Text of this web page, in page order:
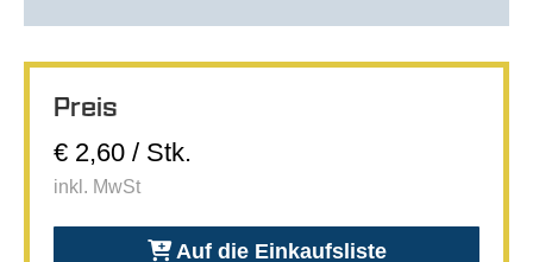
Preis
€ 2,60 / Stk.
inkl. MwSt
Auf die Einkaufsliste